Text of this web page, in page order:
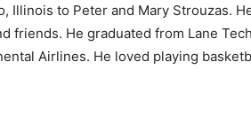
Illinois to Peter and Mary Strouzas.
friends. He graduated from Lane
Airlines. He loved playing